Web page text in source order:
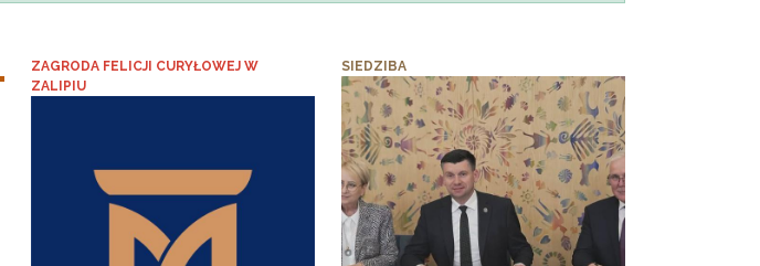
ZAGRODA FELICJI CURYŁOWEJ W
ZALIPIU
SIEDZIBA